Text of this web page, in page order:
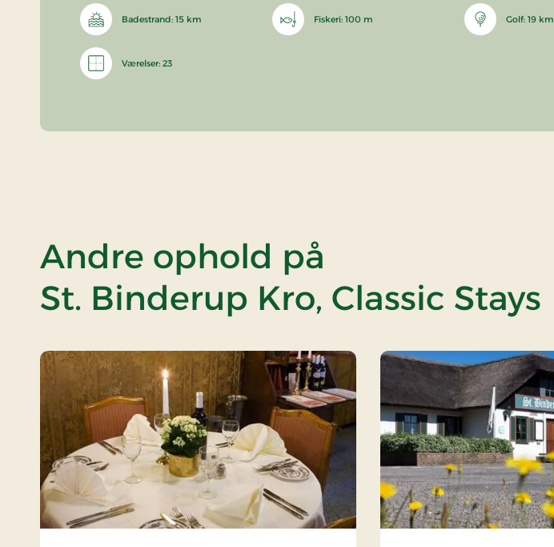
Badestrand: 15 km Fiskeri: 100 m Golf: 19 km
Værelser: 23
Andre ophold på
St. Binderup Kro, Classic Stays